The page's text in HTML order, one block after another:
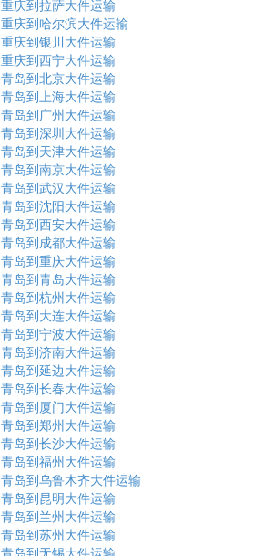
重庆到拉萨大件运输
重庆到哈尔滨大件运输
重庆到银川大件运输
重庆到西宁大件运输
青岛到北京大件运输
青岛到上海大件运输
青岛到广州大件运输
青岛到深圳大件运输
青岛到天津大件运输
青岛到南京大件运输
青岛到武汉大件运输
青岛到沈阳大件运输
青岛到西安大件运输
青岛到成都大件运输
青岛到重庆大件运输
青岛到青岛大件运输
青岛到杭州大件运输
青岛到大连大件运输
青岛到宁波大件运输
青岛到济南大件运输
青岛到延边大件运输
青岛到长春大件运输
青岛到厦门大件运输
青岛到郑州大件运输
青岛到长沙大件运输
青岛到福州大件运输
青岛到乌鲁木齐大件运输
青岛到昆明大件运输
青岛到兰州大件运输
青岛到苏州大件运输
青岛到无锡大件运输